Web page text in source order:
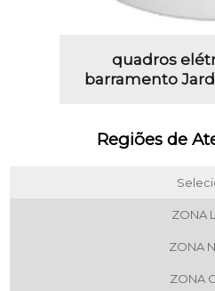
quadros
barramento
Regiões de
ZONA
ZONA
ZONA